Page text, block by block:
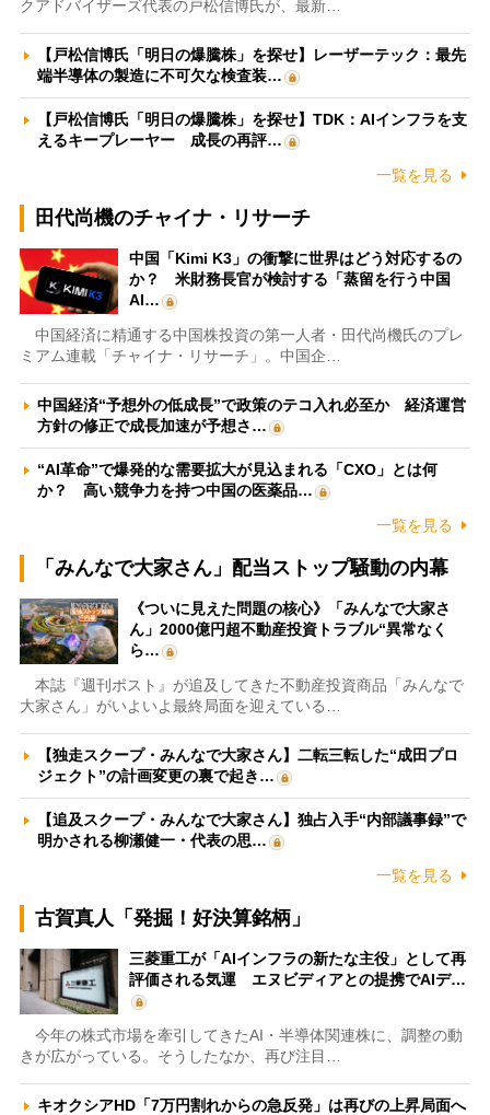
クアドバイザーズ代表の戸松信博氏が、最新…
【戸松信博氏「明日の爆騰株」を探せ】レーザーテック：最先
端半導体の製造に不可欠な検査装…
【戸松信博氏「明日の爆騰株」を探せ】TDK：AIインフラを支
えるキープレーヤー 成長の再評…
一覧を見る
田代尚機のチャイナ・リサーチ
中国「Kimi K3」の衝撃に世界はどう対応するの
か？ 米財務長官が検討する「蒸留を行う中国
AI…
中国経済に精通する中国株投資の第一人者・田代尚機氏のプレ
ミアム連載「チャイナ・リサーチ」。中国企…
中国経済“予想外の低成長”で政策のテコ入れ必至か 経済運営
方針の修正で成長加速が予想さ…
“AI革命”で爆発的な需要拡大が見込まれる「CXO」とは何
か？ 高い競争力を持つ中国の医薬品…
一覧を見る
「みんなで大家さん」配当ストップ騒動の内幕
《ついに見えた問題の核心》「みんなで大家さ
ん」2000億円超不動産投資トラブル“異常なく
ら…
本誌『週刊ポスト』が追及してきた不動産投資商品「みんなで
大家さん」がいよいよ最終局面を迎えている…
【独走スクープ・みんなで大家さん】二転三転した“成田プロ
ジェクト”の計画変更の裏で起き…
【追及スクープ・みんなで大家さん】独占入手“内部議事録”で
明かされる柳瀬健一・代表の思…
一覧を見る
古賀真人「発掘！好決算銘柄」
三菱重工が「AIインフラの新たな主役」として再
評価される気運 エヌビディアとの提携でAIデ…
今年の株式市場を牽引してきたAI・半導体関連株に、調整の動
きが広がっている。そうしたなか、再び注目…
キオクシアHD「7万円割れからの急反発」は再びの上昇局面へ